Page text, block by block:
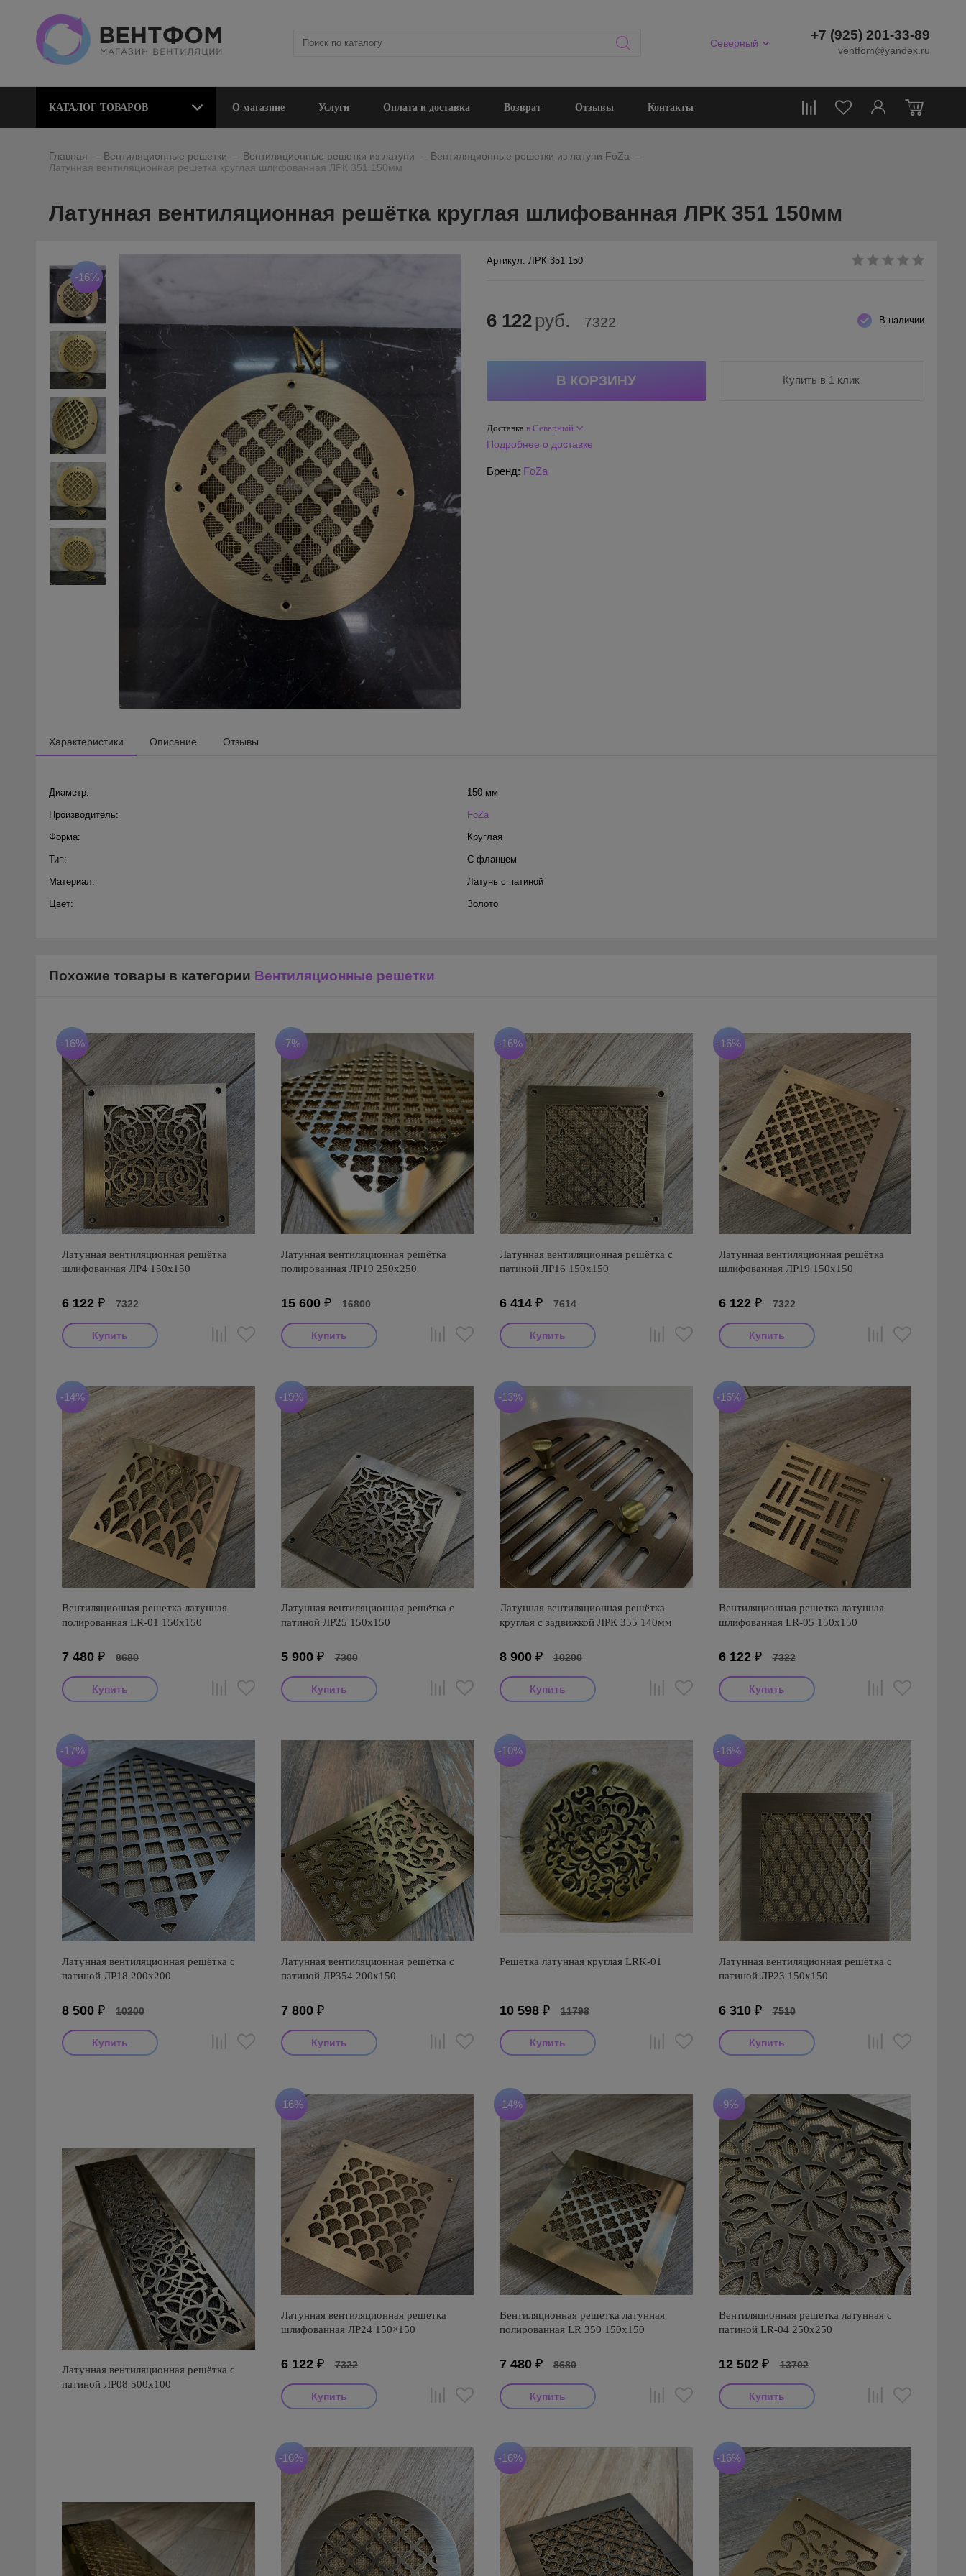
Северный
+7 (925) 201-33-89
ventfom@yandex.ru
0
КАТАЛОГ ТОВАРОВ О магазине Услуги Оплата и доставка Возврат Отзывы Контакты
Главная Вентиляционные решетки Вентиляционные решетки из латуни Вентиляционные решетки из латуни FoZa
Латунная вентиляционная решётка круглая шлифованная ЛРК 351 150мм
Латунная вентиляционная решётка круглая шлифованная ЛРК 351 150мм
-16%
Артикул: ЛРК 351 150
В наличии
6 122 руб. 7322
Купить в 1 клик
Доставка в Северный
Подробнее о доставке
Бренд: FoZa
Характеристики Описание Отзывы
Диаметр: 150 мм
Производитель: FoZa
Форма: Круглая
Тип: С фланцем
Материал: Латунь с патиной
Цвет: Золото
Похожие товары в категории Вентиляционные решетки
-16%
Латунная вентиляционная решётка
шлифованная ЛР4 150х150
6 122 ₽ 7322
-7%
Латунная вентиляционная решётка
полированная ЛР19 250х250
15 600₽ 16800
-16%
Латунная вентиляционная решётка с
патиной ЛР16 150х150
6 414 ₽ 7614
-16%
Латунная вентиляционная решётка
шлифованная ЛР19 150х150
6 122₽ 7322
-14%
Вентиляционная решетка латунная
полированная LR-01 150х150
7 480 ₽ 8680
-19%
Латунная вентиляционная решётка с
патиной ЛР25 150х150
5 900₽ 7300
-13%
Латунная вентиляционная решётка
круглая с задвижкой ЛРК 355 140мм
8 900 ₽ 10200
-16%
Вентиляционная решетка латунная
шлифованная LR-05 150х150
6 122₽ 7322
-17%
Латунная вентиляционная решётка с
патиной ЛР18 200х200
8 500 ₽ 10200
Латунная вентиляционная решётка с
патиной ЛР354 200х150
7 800₽
-10%
Решетка латунная круглая LRK-01
10 598 ₽ 11798
-16%
Латунная вентиляционная решётка с
патиной ЛР23 150х150
6 310₽ 7510
Латунная вентиляционная решётка с
патиной ЛР08 500х100
-16%
Латунная вентиляционная решетка
шлифованная ЛР24 150×150
6 122₽ 7322
-14%
Вентиляционная решетка латунная
полированная LR 350 150х150
7 480 ₽ 8680
-9%
Вентиляционная решетка латунная с
патиной LR-04 250х250
12 502₽ 13702
-16% -16% -16%